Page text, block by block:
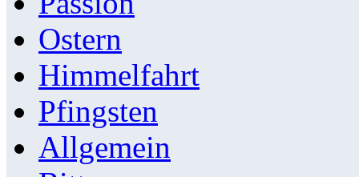
Ostern
Himmelfahrt
Pfingsten
Allgemein